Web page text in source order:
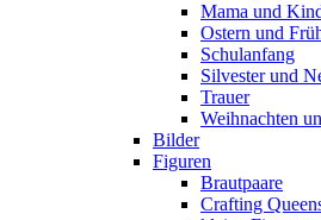
Mama und
Ostern und
Schulanfang
Silvester und
Trauer
Weihnachten
Bilder
Figuren
Brautpaare
Crafting